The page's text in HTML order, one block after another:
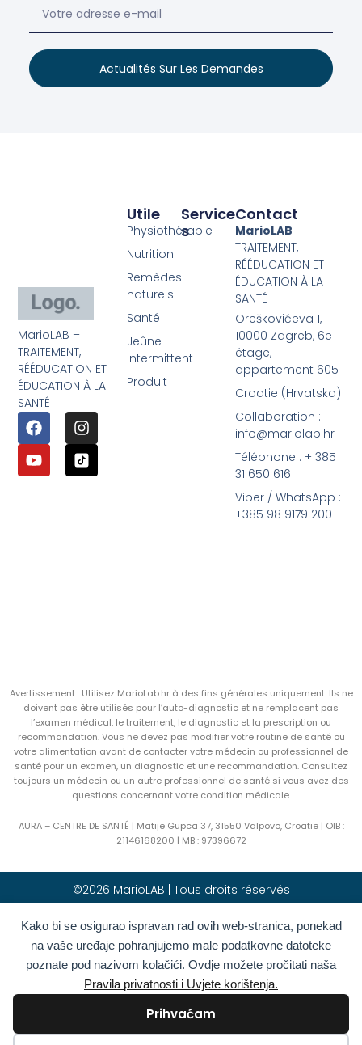
Kako bi se osigurao ispravan rad ovih web-stranica, ponekad
na vaše uređaje pohranjujemo male podatkovne datoteke
poznate pod nazivom kolačići. Ovdje možete pročitati naša
Pravila privatnosti i Uvjete korištenja.
Prihvaćam
Actualités Sur Les Demandes
MarioLAB –
TRAITEMENT,
RÉÉDUCATION ET
ÉDUCATION À LA
SANTÉ
Service
S
Utile
Physiothérapie
Nutrition
Remèdes
naturels
Santé
Jeûne
intermittent
Produit
Contact
MarioLAB
TRAITEMENT,
RÉÉDUCATION ET
ÉDUCATION À LA
SANTÉ
Oreškovićeva 1,
10000 Zagreb, 6e
étage,
appartement 605
Croatie (Hrvatska)
Collaboration :
info@mariolab.hr
Téléphone : + 385
31 650 616
Viber / WhatsApp :
+385 98 9179 200
Avertissement : Utilisez MarioLab.hr à des fins générales uniquement. Ils ne
doivent pas être utilisés pour l’auto-diagnostic et ne remplacent pas
l’examen médical, le traitement, le diagnostic et la prescription ou
recommandation. Vous ne devez pas modifier votre routine de santé ou
votre alimentation avant de contacter votre médecin ou professionnel de
santé pour un examen, un diagnostic et une recommandation. Consultez
toujours un médecin ou un autre professionnel de santé si vous avez des
questions concernant votre condition médicale.
AURA – CENTRE DE SANTÉ | Matije Gupca 37, 31550 Valpovo, Croatie | OIB :
21146168200 | MB : 97396672
©2026 MarioLAB | Tous droits réservés
Hrvatski( Croate) English(Anglais)
Deutsch (Allemand) Polski(Polonais)
Română (Roumain) Italiano (Italien)
Български(Bulgare)
Français
Grec moderne)